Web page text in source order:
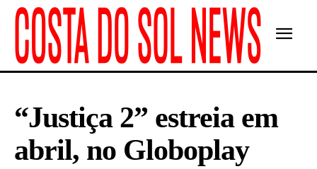
“Justiça 2” estreia em
abril, no Globoplay